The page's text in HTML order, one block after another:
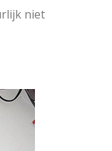
niet